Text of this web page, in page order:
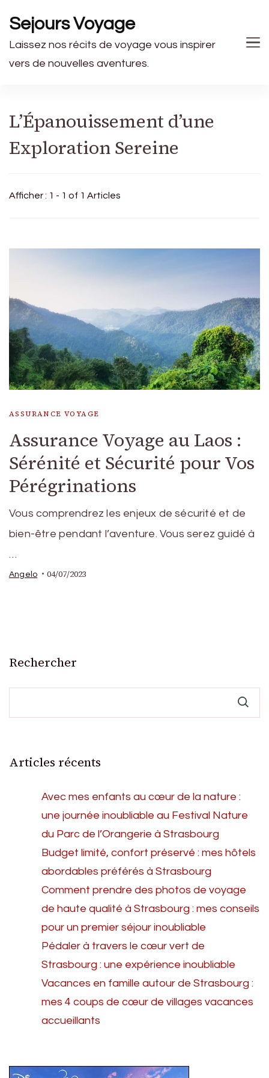
Sejours Voyage
Laissez nos récits de voyage vous inspirer
vers de nouvelles aventures.
L’Épanouissement d’une
Exploration Sereine
Afficher : 1 - 1 of 1 Articles
ASSURANCE VOYAGE
Assurance Voyage au Laos :
Sérénité et Sécurité pour Vos
Pérégrinations
Vous comprendrez les enjeux de sécurité et de
bien-être pendant l’aventure. Vous serez guidé à
…
Angelo 04/07/2023
Rechercher
Articles récents
Avec mes enfants au cœur de la nature :
une journée inoubliable au Festival Nature
du Parc de l’Orangerie à Strasbourg
Budget limité, confort préservé : mes hôtels
abordables préférés à Strasbourg
Comment prendre des photos de voyage
de haute qualité à Strasbourg : mes conseils
pour un premier séjour inoubliable
Pédaler à travers le cœur vert de
Strasbourg : une expérience inoubliable
Vacances en famille autour de Strasbourg :
mes 4 coups de cœur de villages vacances
accueillants